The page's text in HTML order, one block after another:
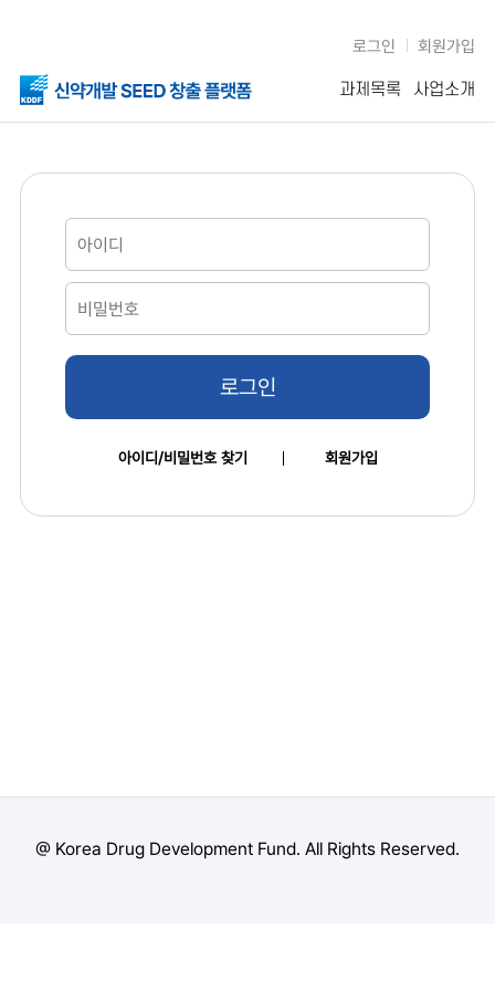
로그인 회원가입
과제목록 사업소개
로그인
아이디/비밀번호 찾기 회원가입
@ Korea Drug Development Fund. All Rights Reserved.